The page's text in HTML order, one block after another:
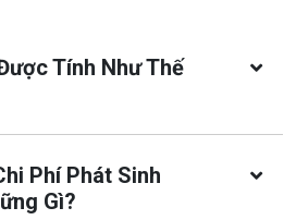
Tính Như Thế
Phí Phát Sinh
Gì?